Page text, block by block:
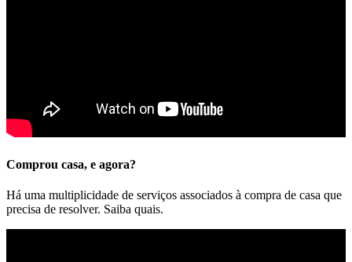
Comprou casa, e agora?
Há uma multiplicidade de serviços associados à compra de casa que
precisa de resolver. Saiba quais.